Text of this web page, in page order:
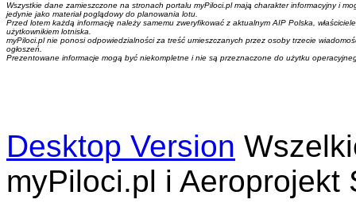
Wszystkie dane zamieszczone na stronach portalu myPiloci.pl mają charakter informacyjny i
jedynie jako materiał poglądowy do planowania lotu.
Przed lotem każdą informację należy samemu zweryfikować z aktualnym AIP Polska,
użytkownikiem lotniska.
myPiloci.pl nie ponosi odpowiedzialności za treść umieszczanych przez osoby trzecie
ogłoszeń.
Prezentowane informacje mogą być niekompletne i nie są przeznaczone do użytku
Desktop Version
myPiloci.pl i Aeroprojekt